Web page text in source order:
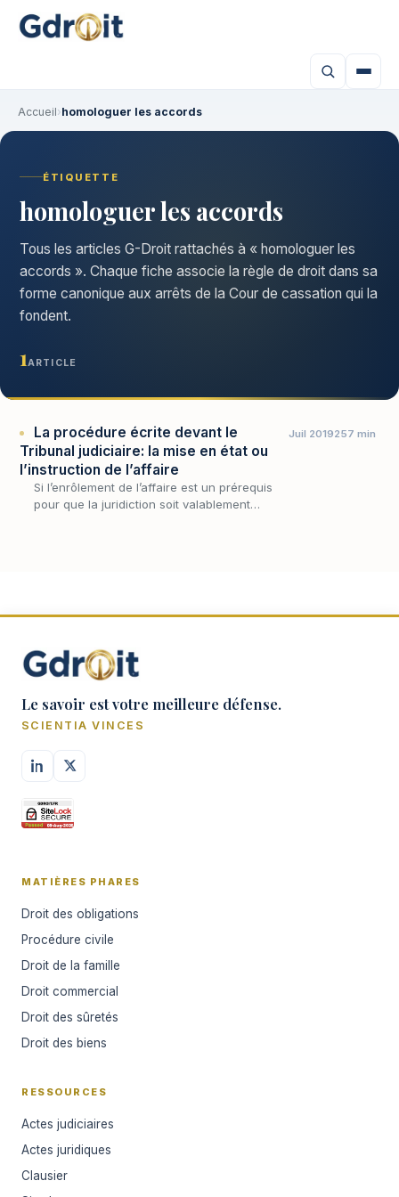
Accueil›homologuer les accords
ÉTIQUETTE
homologuer les accords
Tous les articles G-Droit rattachés à « homologuer les
accords ». Chaque fiche associe la règle de droit dans sa
forme canonique aux arrêts de la Cour de cassation qui la
fondent.
1 ARTICLE
La procédure écrite devant le
Tribunal judiciaire: la mise en état ou
l’instruction de l’affaire
Si l’enrôlement de l’affaire est un prérequis
pour que la juridiction soit valablement
Juil 2019257 min
Le savoir est votre meilleure défense.
SCIENTIA VINCES
MATIÈRES PHARES
Droit des obligations
Procédure civile
Droit de la famille
Droit commercial
Droit des sûretés
Droit des biens
RESSOURCES
Actes judiciaires
Actes juridiques
Clausier